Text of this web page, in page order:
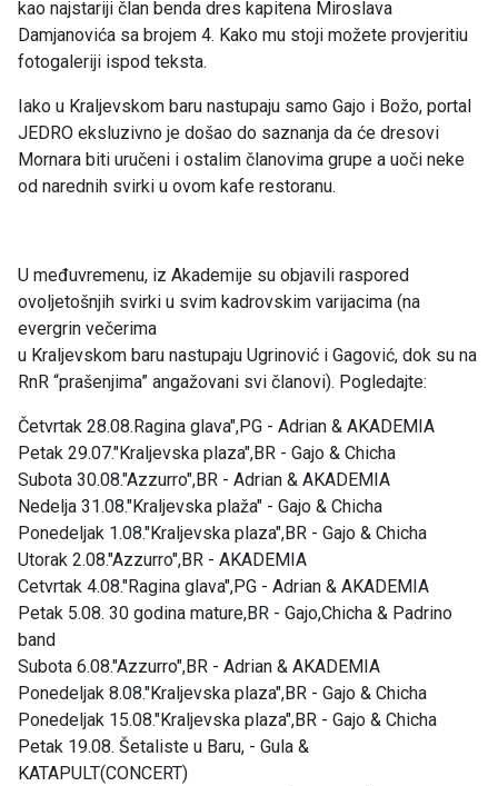
kao najstariji član benda dres kapitena Miroslava
Damjanovića sa brojem 4. Kako mu stoji možete provjeritiu
fotogaleriji ispod teksta.
Iako u Kraljevskom baru nastupaju samo Gajo i Božo, portal
JEDRO eksluzivno je došao do saznanja da će dresovi
Mornara biti uručeni i ostalim članovima grupe a uoči neke
od narednih svirki u ovom kafe restoranu.
U međuvremenu, iz Akademije su objavili raspored
ovoljetošnjih svirki u svim kadrovskim varijacima (na
evergrin večerima
u Kraljevskom baru nastupaju Ugrinović i Gagović, dok su na
RnR “prašenjima” angažovani svi članovi). Pogledajte:
Četvrtak 28.08.Ragina glava",PG - Adrian & AKADEMIA
Petak 29.07."Kraljevska plaza",BR - Gajo & Chicha
Subota 30.08."Azzurro",BR - Adrian & AKADEMIA
Nedelja 31.08."Kraljevska plaža" - Gajo & Chicha
Ponedeljak 1.08."Kraljevska plaza",BR - Gajo & Chicha
Utorak 2.08."Azzurro",BR - AKADEMIA
Cetvrtak 4.08."Ragina glava",PG - Adrian & AKADEMIA
Petak 5.08. 30 godina mature,BR - Gajo,Chicha & Padrino
band
Subota 6.08."Azzurro",BR - Adrian & AKADEMIA
Ponedeljak 8.08."Kraljevska plaza",BR - Gajo & Chicha
Ponedeljak 15.08."Kraljevska plaza",BR - Gajo & Chicha
Petak 19.08. Šetaliste u Baru, - Gula &
KATAPULT(CONCERT)